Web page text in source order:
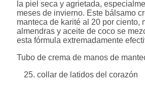
la piel seca y agrietada,
meses de invierno. Este bálsamo
manteca de karité al 20 por ciento,
almendras y aceite de coco se
esta fórmula extremadamente
Tubo de crema de manos de
collar de latidos del corazón